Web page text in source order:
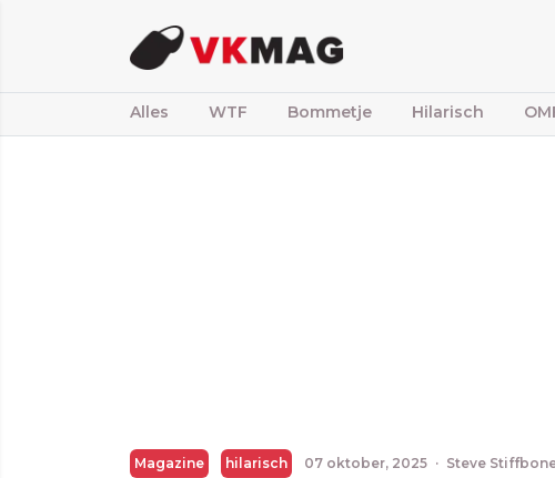
Alles WTF Bommetje Hilarisch
Magazine hilarisch 07 oktober, 2025 · Steve